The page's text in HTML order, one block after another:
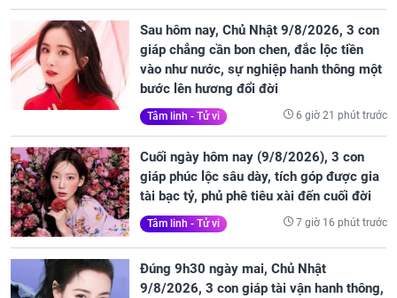
Sau hôm nay, Chủ Nhật 9/8/2026, 3 con
giáp chẳng cần bon chen, đắc lộc tiền
vào như nước, sự nghiệp hanh thông một
bước lên hương đổi đời
Tâm linh - Tử vi 6 giờ 21 phút trước
Cuối ngày hôm nay (9/8/2026), 3 con
giáp phúc lộc sâu dày, tích góp được gia
tài bạc tỷ, phủ phê tiêu xài đến cuối đời
Tâm linh - Tử vi 7 giờ 16 phút trước
Đúng 9h30 ngày mai, Chủ Nhật
9/8/2026, 3 con giáp tài vận hanh thông,